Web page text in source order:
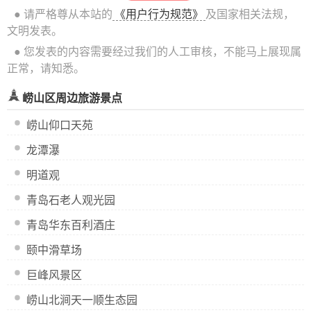
● 请严格尊从本站的 《用户行为规范》
及国家相关法规，
文明发表。
● 您发表的内容需要经过我们的人工审核，不能马上展现属
正常，请知悉。
崂山区周边旅游景点
崂山仰口天苑
龙潭瀑
明道观
青岛石老人观光园
青岛华东百利酒庄
颐中滑草场
巨峰风景区
崂山北涧天一顺生态园